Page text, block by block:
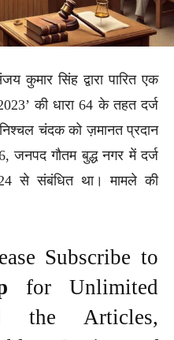
कुमार सिंह द्वारा पारित एक
की धारा 64 के तहत दर्ज
चंदक को ज़मानत प्रदान
जनपद गौतम बुद्ध नगर में दर्ज
से संबंधित था। मामले की
Subscribe to
for Unlimited
the Articles,